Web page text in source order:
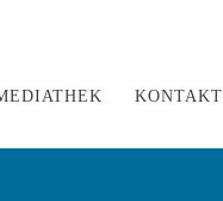
KONTAKT